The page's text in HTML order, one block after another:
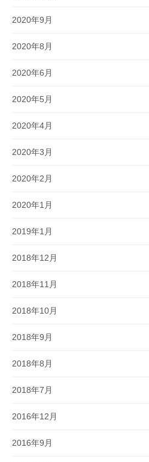
2020年9月
2020年8月
2020年6月
2020年5月
2020年4月
2020年3月
2020年2月
2020年1月
2019年1月
2018年12月
2018年11月
2018年10月
2018年9月
2018年8月
2018年7月
2016年12月
2016年9月